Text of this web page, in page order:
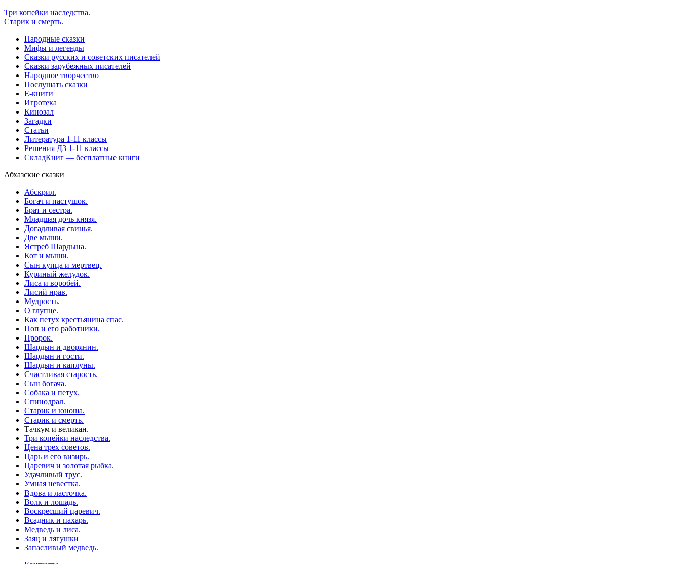
Три копейки наследства.
Старик и смерть.
Народные сказки
Мифы и легенды
Сказки русских и советских писателей
Сказки зарубежных писателей
Народное творчество
Послушать сказки
Е-книги
Игротека
Кинозал
Загадки
Статьи
Литература 1-11 классы
Решения ДЗ 1-11 классы
СкладКниг — бесплатные книги
Абхазские сказки
Абскрил.
Богач и пастушок.
Брат и сестра.
Младшая дочь князя.
Догадливая свинья.
Две мыши.
Ястреб Шардына.
Кот и мыши.
Сын купца и мертвец.
Куриный желудок.
Лиса и воробей.
Лисий нрав.
Мудрость.
О глупце.
Как петух крестьянина спас.
Поп и его работники.
Пророк.
Шардын и дворянин.
Шардын и гости.
Шардын и каплуны.
Счастливая старость.
Сын богача.
Собака и петух.
Спинодрал.
Старик и юноша.
Старик и смерть.
Тачкум и великан.
Три копейки наследства.
Цена трех советов.
Царь и его визирь.
Царевич и золотая рыбка.
Удачливый трус.
Умная невестка.
Вдова и ласточка.
Волк и лошадь.
Воскресший царевич.
Всадник и пахарь.
Медведь и лиса.
Заяц и лягушки
Запасливый медведь.